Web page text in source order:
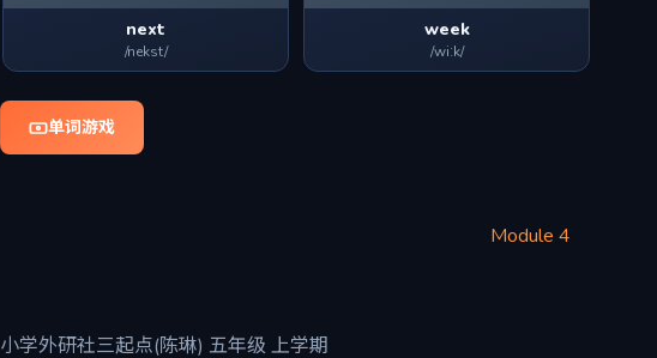
next
/nekst/
week
/wiːk/
单词游戏
Module 4
小学外研社三起点(陈琳) 五年级 上学期